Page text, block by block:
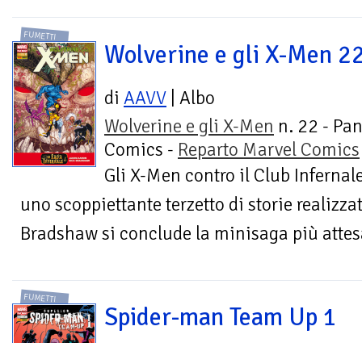
FUMETTI
Wolverine e gli X-Men
di AAVV | Albo
Wolverine e gli X-Men n. 22 -
Comics - Reparto Marvel Comics
Gli X-Men contro il Club
uno scoppiettante terzetto di storie
Bradshaw si conclude la minisaga più
FUMETTI
Spider-man Team Up 1